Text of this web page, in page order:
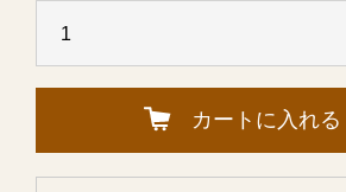
カートに入れる